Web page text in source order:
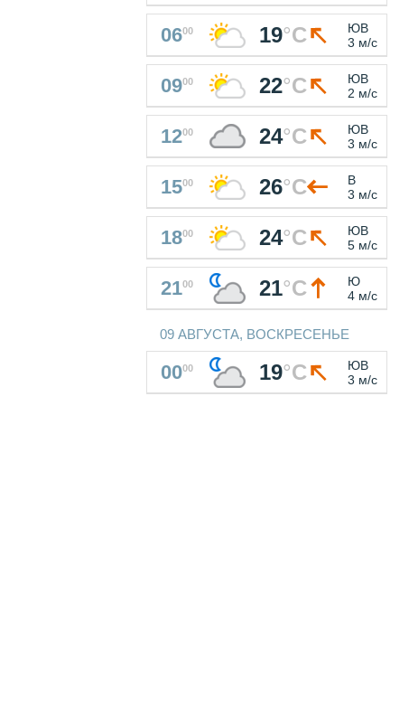
0600 19°C
ЮВ
3 м/с
0900 22°C
ЮВ
2 м/с
1200 24°C
ЮВ
3 м/с
1500 26°C
В
3 м/с
1800 24°C
ЮВ
5 м/с
2100 21°C
Ю
4 м/с
09 АВГУСТА, ВОСКРЕСЕНЬЕ
0000 19°C
ЮВ
3 м/с